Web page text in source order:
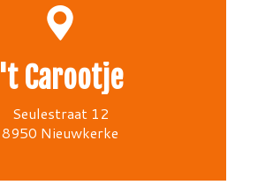
't Carootje
Seulestraat 12
8950 Nieuwkerke